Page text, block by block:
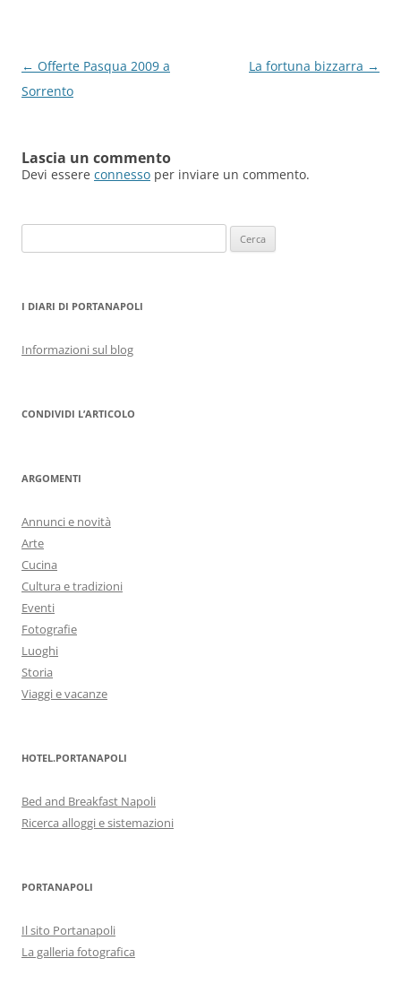
Navigazione
articolo
← Offerte Pasqua 2009 a
Sorrento
La fortuna bizzarra →
Lascia un commento
Devi essere connesso per inviare un commento.
per:
I DIARI DI PORTANAPOLI
Informazioni sul blog
CONDIVIDI L’ARTICOLO
ARGOMENTI
Annunci e novità
Arte
Cucina
Cultura e tradizioni
Eventi
Fotografie
Luoghi
Storia
Viaggi e vacanze
HOTEL.PORTANAPOLI
Bed and Breakfast Napoli
Ricerca alloggi e sistemazioni
PORTANAPOLI
Il sito Portanapoli
La galleria fotografica